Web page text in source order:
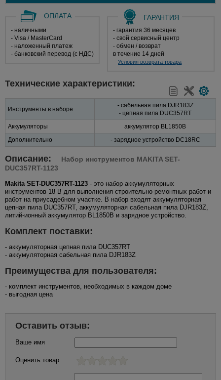
ОПЛАТА
- наличными
- Visa / MasterCard
- наложенный платеж
- банковский перевод (с НДС)
ГАРАНТИЯ
- гарантия 36 месяцев
- свой сервисный центр
- обмен / возврат
в течение 14 дней
Условия возврата товара
Технические характеристики:
Инструменты в наборе
- сабельная пила DJR183Z
- цепная пила DUC357RT
Аккумуляторы
аккумулятор BL1850B
Дополнительно
- зарядное устройство DC18RC
Описание:
Набор инструментов MAKITA SET-
DUC357RT-1123
Makita SET-DUC357RT-1123 - это набор аккумуляторных
инструментов 18 В для выполнения строительно-ремонтных работ и
работ на приусадебном участке. В набор входят аккумуляторная
цепная пила DUC357RT, аккумуляторная сабельная пила DJR183Z,
литий-ионный аккумулятор BL1850B и зарядное устройство.
Комплект поставки:
- аккумуляторная цепная пила DUC357RT
- аккумуляторная сабельная пила DJR183Z
Преимущества для пользователя:
- комплект инструментов, необходимых в каждом доме
- выгодная цена
Оставить отзыв:
Ваше имя
Оценить товар